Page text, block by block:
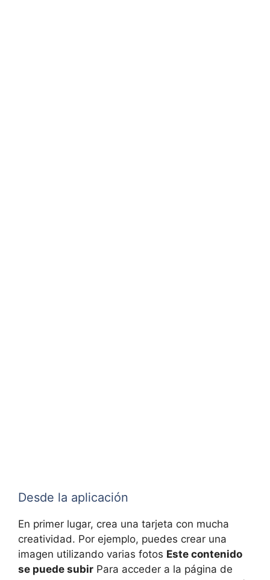
Desde la aplicación
En primer lugar, crea una tarjeta con mucha
creatividad. Por ejemplo, puedes crear una
imagen utilizando varias fotos Este contenido
se puede subir Para acceder a la página de